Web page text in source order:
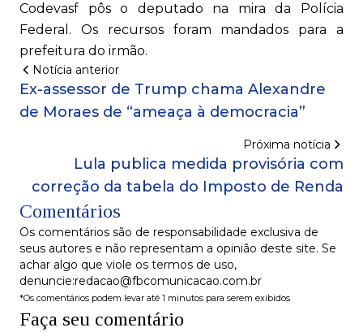
Codevasf pôs o deputado na mira da Polícia
Federal. Os recursos foram mandados para a
prefeitura do irmão.
Notícia anterior
Ex-assessor de Trump chama Alexandre
de Moraes de “ameaça à democracia”
Próxima notícia
Lula publica medida provisória com
correção da tabela do Imposto de Renda
Comentários
Os comentários são de responsabilidade exclusiva de
seus autores e não representam a opinião deste site. Se
achar algo que viole os termos de uso,
denuncie:redacao@fbcomunicacao.com.br
*Os comentários podem levar até 1 minutos para serem exibidos
Faça seu comentário